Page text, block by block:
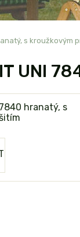
s kroužkovým
UNI